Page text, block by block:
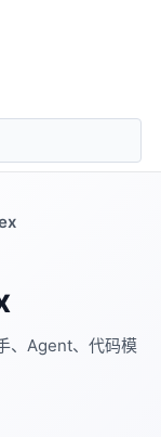
、Agent、代码模